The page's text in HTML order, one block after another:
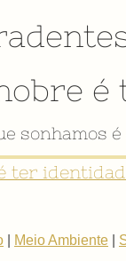
é
sonhamos
ter
Meio Ambiente